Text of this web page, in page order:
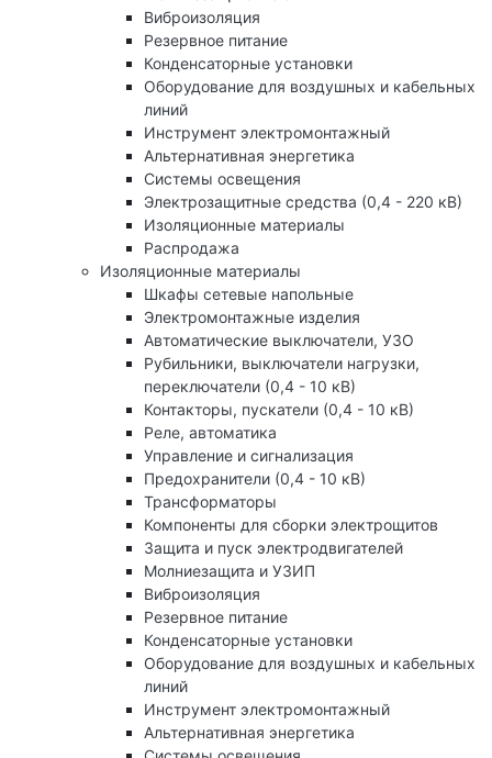
Виброизоляция
Резервное питание
Конденсаторные установки
Оборудование для воздушных и кабельных
линий
Инструмент электромонтажный
Альтернативная энергетика
Системы освещения
Электрозащитные средства (0,4 - 220 кВ)
Изоляционные материалы
Распродажа
Изоляционные материалы
Шкафы сетевые напольные
Электромонтажные изделия
Автоматические выключатели, УЗО
Рубильники, выключатели нагрузки,
переключатели (0,4 - 10 кВ)
Контакторы, пускатели (0,4 - 10 кВ)
Реле, автоматика
Управление и сигнализация
Предохранители (0,4 - 10 кВ)
Трансформаторы
Компоненты для сборки электрощитов
Защита и пуск электродвигателей
Молниезащита и УЗИП
Виброизоляция
Резервное питание
Конденсаторные установки
Оборудование для воздушных и кабельных
линий
Инструмент электромонтажный
Альтернативная энергетика